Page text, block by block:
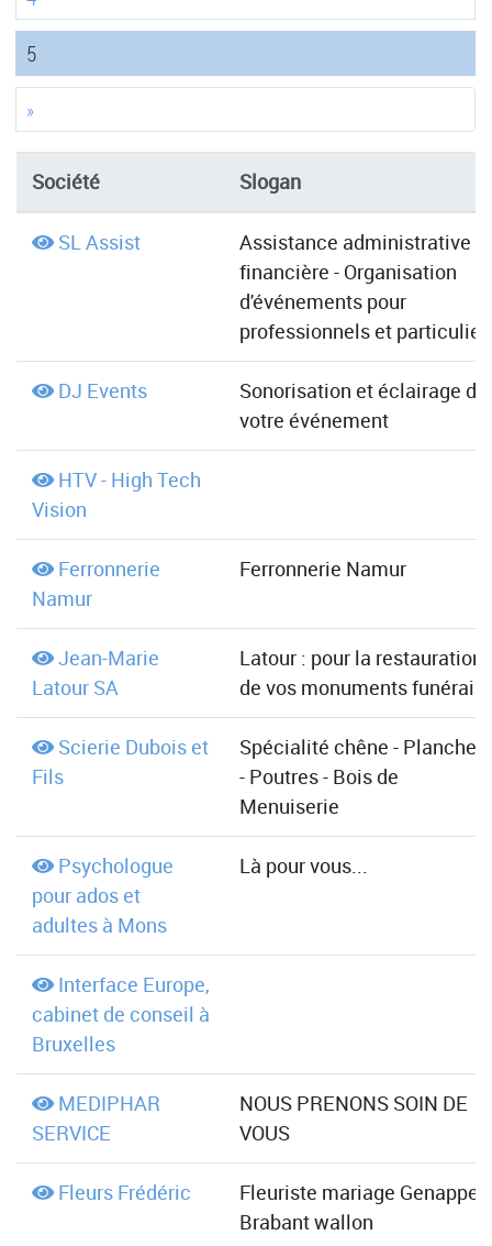
5(current)
»
Société Slogan
SL Assist
Assistance administrative et
financière - Organisation
d'événements pour
professionnels et
DJ Events
Sonorisation et éclairage de
votre événement
HTV - High Tech
Vision
Ferronnerie
Namur
Ferronnerie Namur
Jean-Marie
Latour SA
Latour : pour la restauration
de vos monuments
Scierie Dubois et
Fils
Spécialité chêne - Planchers
- Poutres - Bois de
Menuiserie
Psychologue
pour ados et
adultes à Mons
Là pour vous...
Interface Europe,
cabinet de conseil à
Bruxelles
MEDIPHAR
SERVICE
NOUS PRENONS SOIN DE
VOUS
Fleurs Frédéric
Fleuriste mariage Genappe,
Brabant wallon